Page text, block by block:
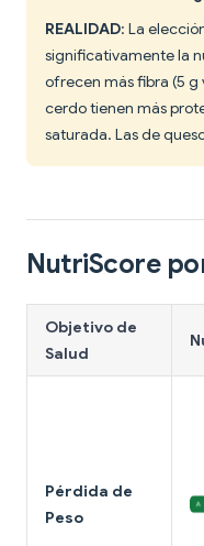
REALIDAD: La
significativamente la
ofrecen más fibra (5 g
cerdo tienen más
saturada. Las de
NutriScore
Objetivo de
Salud
Pérdida de
Peso